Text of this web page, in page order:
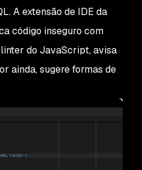
A extensão de IDE da
código inseguro com
do JavaScript, avisa
ainda, sugere formas de